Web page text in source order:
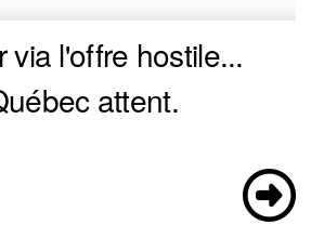
via l'offre hostile...
attent.